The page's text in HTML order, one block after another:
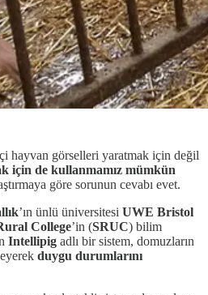
hayvan görselleri yaratmak için değil
için de kullanmamız mümkün
göre sorunun cevabı evet.
’ın ünlü üniversitesi UWE Bristol
College’in (SRUC) bilim
Intellipig adlı bir sistem, domuzların
duygu durumlarını